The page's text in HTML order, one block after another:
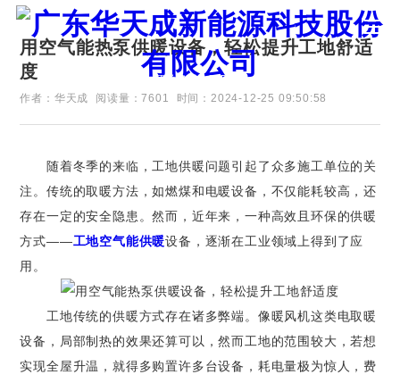
证券代码：835751
用空气能热泵供暖设备，轻松提升工地舒适
度
作者：华天成 阅读量：7601 时间：2024-12-25 09:50:58
随着冬季的来临，工地供暖问题引起了众多施工单位的关
注。传统的取暖方法，如燃煤和电暖设备，不仅能耗较高，还
存在一定的安全隐患。然而，近年来，一种高效且环保的供暖
方式——工地空气能供暖设备，逐渐在工业领域上得到了应
用。
工地传统的供暖方式存在诸多弊端。像暖风机这类电取暖
设备，局部制热的效果还算可以，然而工地的范围较大，若想
实现全屋升温，就得多购置许多台设备，耗电量极为惊人，费